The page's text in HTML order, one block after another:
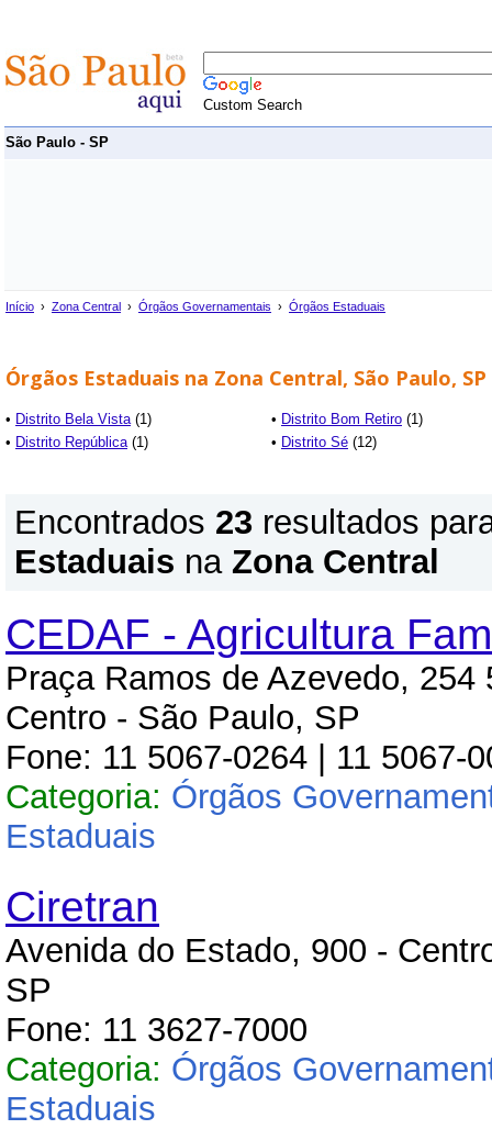
Custom Search
São Paulo - SP
Início › Zona Central › Órgãos Governamentais › Órgãos Estaduais
Órgãos Estaduais na Zona Central, São Paulo, SP
• Distrito Bela Vista(1) • Distrito Bom Retiro (1)
• Distrito República(1) • Distrito Sé (12)
Encontrados 23 resultados
Estaduais na Zona Central
CEDAF - Agricultura
Praça Ramos de Azevedo, 254
Centro - São Paulo, SP
Fone: 11 5067-0264 | 11 5067-
Categoria: Órgãos
Estaduais
Ciretran
Avenida do Estado, 900 -
SP
Fone: 11 3627-7000
Categoria: Órgãos
Estaduais